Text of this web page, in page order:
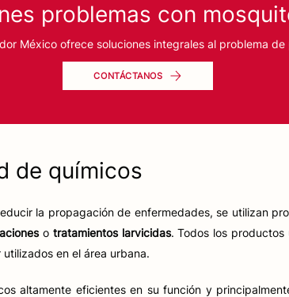
problemas con
México ofrece soluciones integrales al problema de
CONTÁCTANOS
de químicos
la propagación de enfermedades, se utilizan
o tratamientos larvicidas. Todos los productos
en el área urbana.
altamente eficientes en su función y